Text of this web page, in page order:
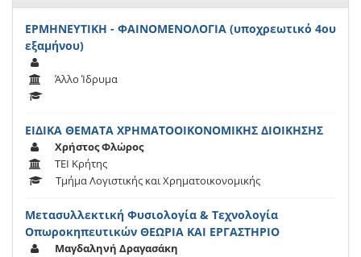
ΕΡΜΗΝΕΥΤΙΚΗ - ΦΑΙΝΟΜΕΝΟΛΟΓΙΑ (υποχρεωτικό 4ου
εξαμήνου)
Άλλο Ίδρυμα
ΕΙΔΙΚΑ ΘΕΜΑΤΑ ΧΡΗΜΑΤΟΟΙΚΟΝΟΜΙΚΗΣ ΔΙΟΙΚΗΣΗΣ
Χρήστος Φλώρος
ΤΕΙ Κρήτης
Τμήμα Λογιστικής και Χρηματοικονομικής
Μετασυλλεκτική Φυσιολογία & Τεχνολογία
Οπωροκηπευτικών ΘΕΩΡΙΑ ΚΑΙ ΕΡΓΑΣΤΗΡΙΟ
Μαγδαληνή Δραγασάκη